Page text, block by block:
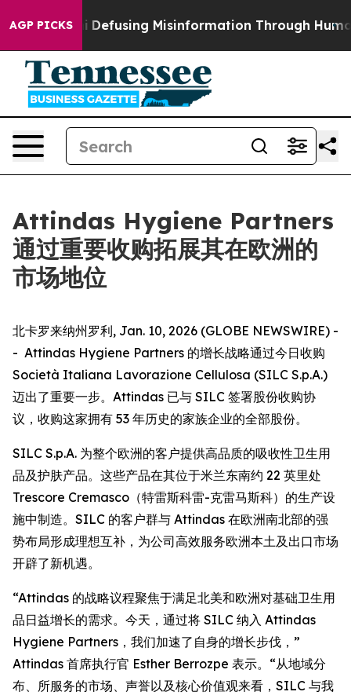
AGP PICKS
Mamdani Defusing Misinformation Through Humor
Attindas Hygiene Partners
通过重要收购拓展其在欧洲的
市场地位
北卡罗来纳州罗利, Jan. 10, 2026 (GLOBE NEWSWIRE) -
- Attindas Hygiene Partners 的增长战略通过今日收购
Società Italiana Lavorazione Cellulosa (SILC S.p.A.)
迈出了重要一步。Attindas 已与 SILC 签署股份收购协
议，收购这家拥有 53 年历史的家族企业的全部股份。
SILC S.p.A. 为整个欧洲的客户提供高品质的吸收性卫生用
品及护肤产品。这些产品在其位于米兰东南约 22 英里处
Trescore Cremasco（特雷斯科雷-克雷马斯科）的生产设
施中制造。SILC 的客户群与 Attindas 在欧洲南北部的强
势布局形成理想互补，为公司高效服务欧洲本土及出口市场
开辟了新机遇。
“Attindas 的战略议程聚焦于满足北美和欧洲对基础卫生用
品日益增长的需求。今天，通过将 SILC 纳入 Attindas
Hygiene Partners，我们加速了自身的增长步伐，”
Attindas 首席执行官 Esther Berrozpe 表示。“从地域分
布、所服务的市场、声誉以及核心价值观来看，SILC 与我